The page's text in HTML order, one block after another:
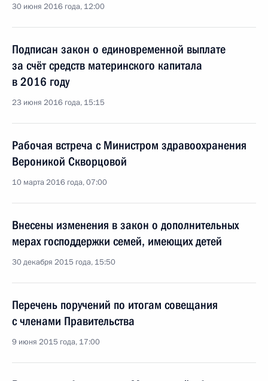
30 июня 2016 года, 12:00
Подписан закон о единовременной выплате
за счёт средств материнского капитала
в 2016 году
23 июня 2016 года, 15:15
Рабочая встреча с Министром здравоохранения
Вероникой Скворцовой
10 марта 2016 года, 07:00
Внесены изменения в закон о дополнительных
мерах господдержки семей, имеющих детей
30 декабря 2015 года, 15:50
Перечень поручений по итогам совещания
с членами Правительства
9 июня 2015 года, 17:00